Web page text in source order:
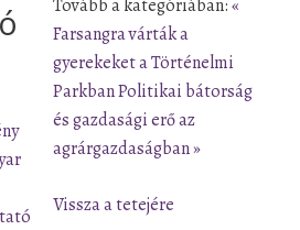
Tovább a kategóriában:«
Farsangra várták a
gyerekeket a Történelmi
ParkbanPolitikai bátorság
és gazdasági erő az
agrárgazdaságban »
Vissza a tetejére